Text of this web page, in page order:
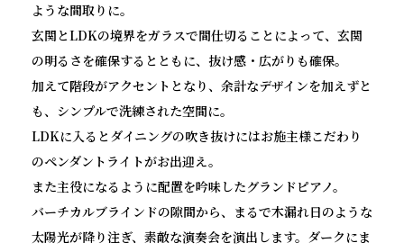
ような間取りに。
玄関とLDKの境界をガラスで間仕切ることによって、玄関
の明るさを確保するとともに、抜け感・広がりも確保。
加えて階段がアクセントとなり、余計なデザインを加えずと
も、シンプルで洗練された空間に。
LDKに入るとダイニングの吹き抜けにはお施主様こだわり
のペンダントライトがお出迎え。
また主役になるように配置を吟味したグランドピアノ。
バーチカルブラインドの隙間から、まるで木漏れ日のような
太陽光が降り注ぎ、素敵な演奏会を演出します。ダークにま